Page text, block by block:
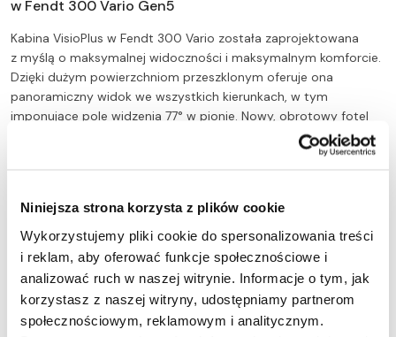
Niniejsza strona korzysta z plików cookie
Wykorzystujemy pliki cookie do spersonalizowania treści
i reklam, aby oferować funkcje społecznościowe i
analizować ruch w naszej witrynie. Informacje o tym, jak
korzystasz z naszej witryny, udostępniamy partnerom
społecznościowym, reklamowym i analitycznym.
w Fendt 300 Vario Gen5
Kabina VisioPlus w Fendt 300 Vario została zaprojektowana
z myślą o maksymalnej widoczności i maksymalnym komforcie.
Dzięki dużym powierzchniom przeszklonym oferuje ona
panoramiczny widok we wszystkich kierunkach, w tym
imponujące pole widzenia 77° w pionie. Nowy, obrotowy fotel
Super Comfort Seat, który można obracać o 20°, zapewnia
wyjątkowy komfort pracy. Niski poziom hałasu w kabinie oraz
pestycydów, czynią ją idealnym miejscem pracy na długie dni.
Silnik AGCO Power i moc Fendt DynamicPerformance
w Fendt 300 Vario Gen5
Pod maską Fendt 300 Vario pracuje prawdziwa potęga – 4-